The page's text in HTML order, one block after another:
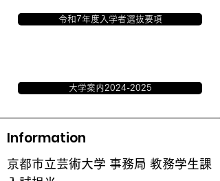
令和7年度入学者選抜要項
大学案内2024-2025
Information
京都市立芸術大学 事務局 教務学生課